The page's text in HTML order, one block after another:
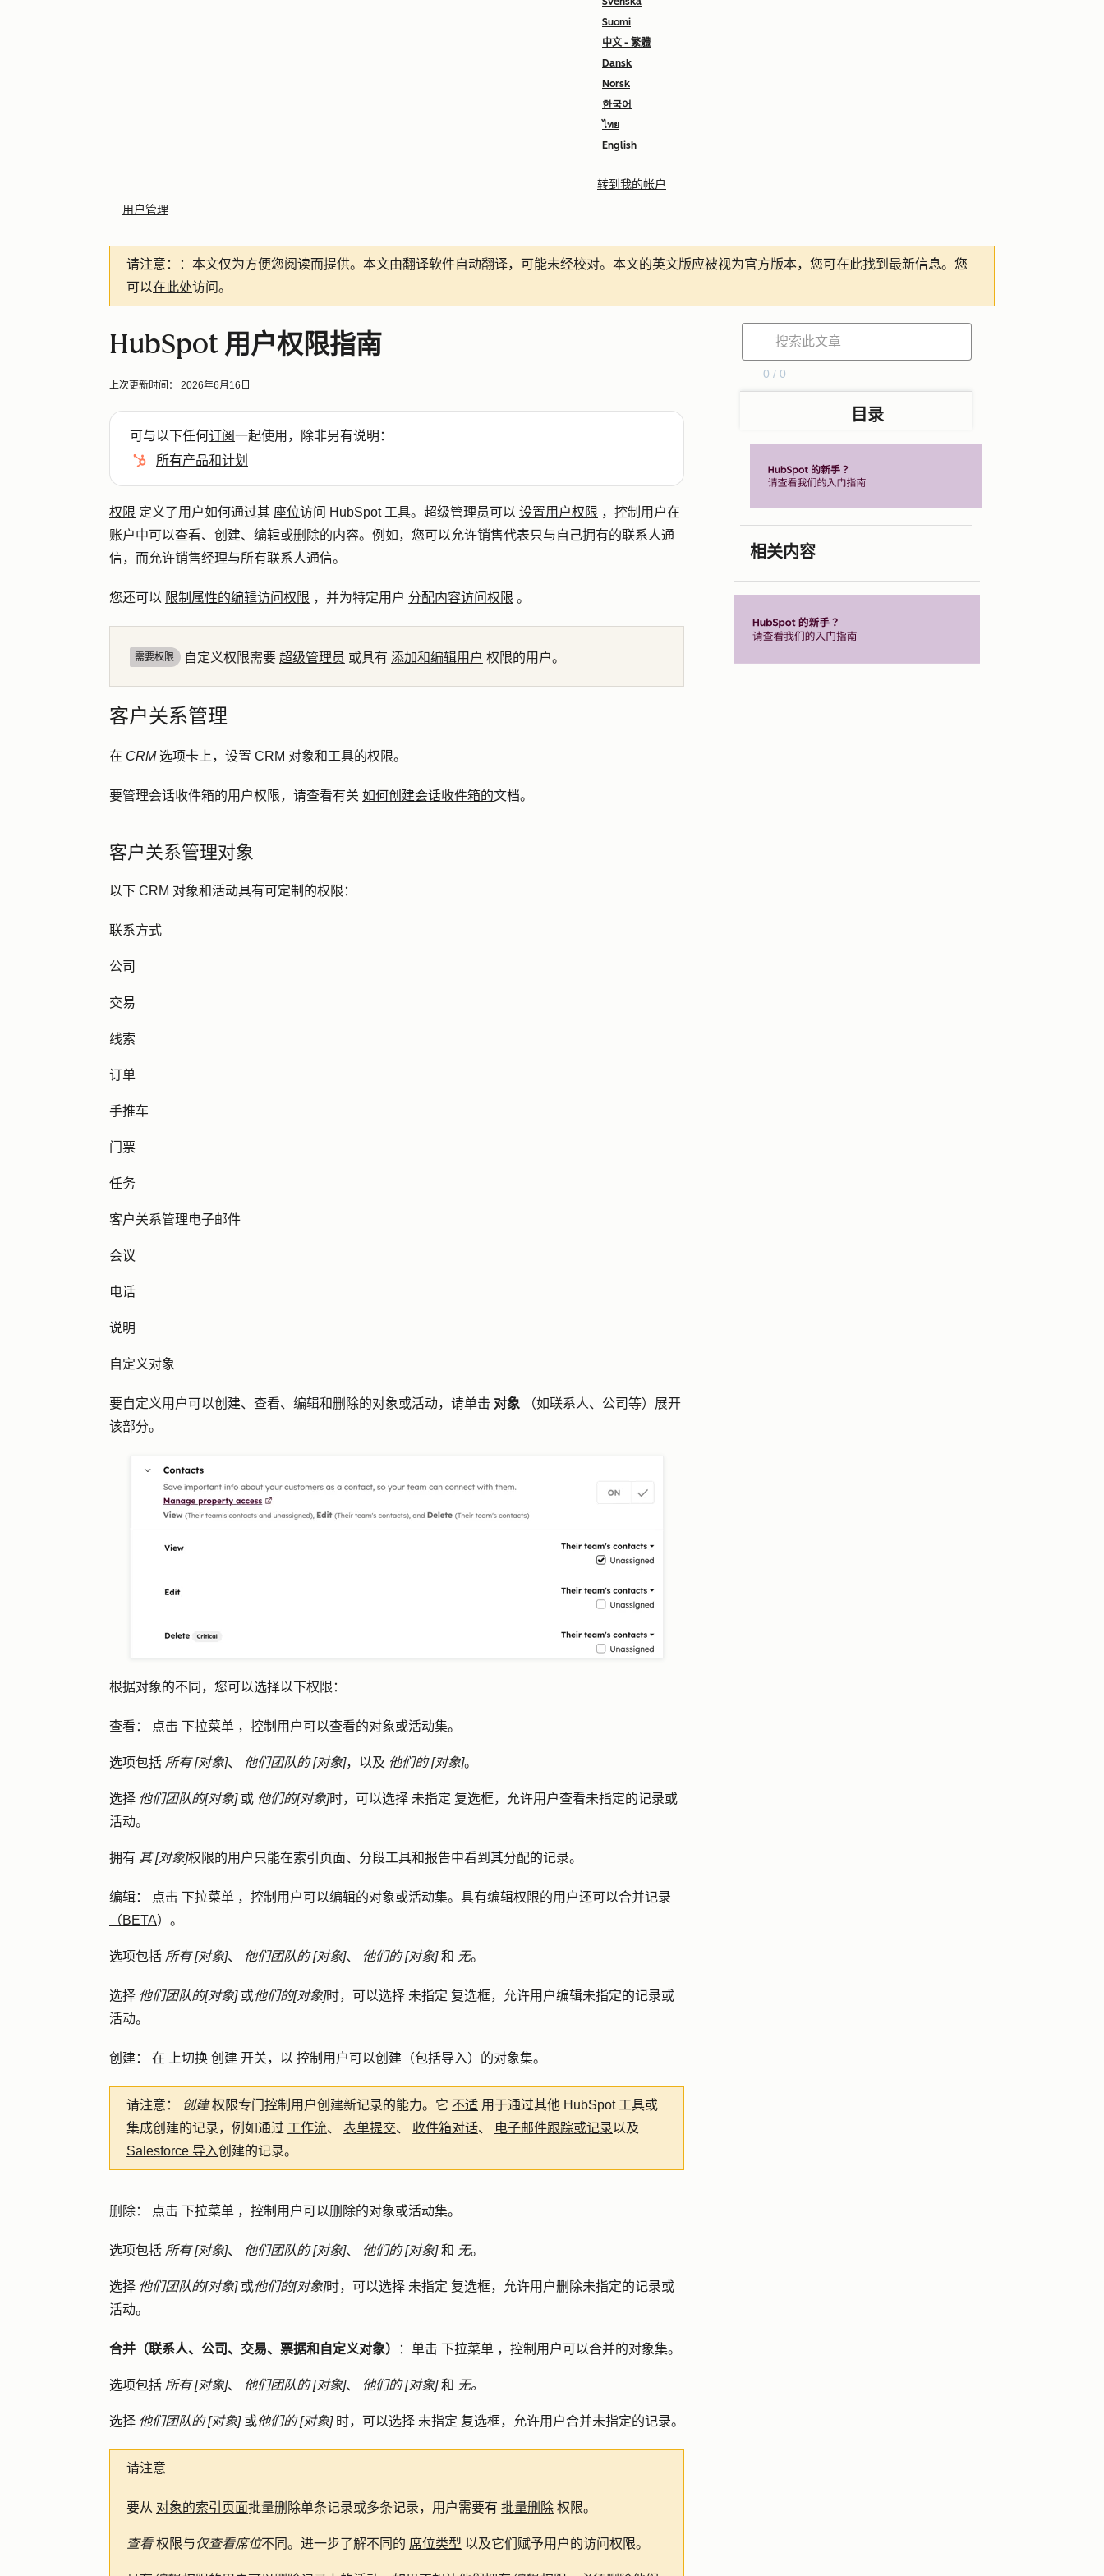
Suomi
中文 - 繁體
Dansk
Norsk
한국어
ไทย
English
转到我的帐户
用户管理
请注意： ：本文仅为方便您阅读而提供。 本文由翻译软件自动翻译，可能未经校对。本文的英文版应被视为官方版本，您可在此找到最新信息。您
可以在此处访问。
HubSpot 用户权限指南
上次更新时间： 2026年6月16日
可与以下任何订阅一起使用，除非另有说明：
所有产品和计划
权限 定义了用户如何通过其 座位访问 HubSpot 工具。超级管理员可以 设置用户权限 ，控制用户在
账户中可以查看、创建、编辑或删除的内容。例如，您可以允许销售代表只与自己拥有的联系人通
信，而允许销售经理与所有联系人通信。
您还可以 限制属性的编辑访问权限 ，并为特定用户 分配内容访问权限 。
需要权限 自定义权限需要 超级管理员 或具有 添加和编辑用户 权限的用户。
客户关系管理
在 CRM选项卡上，设置 CRM 对象和工具的权限。
要管理会话收件箱的用户权限，请查看有关 如何创建会话收件箱的文档。
客户关系管理对象
以下 CRM 对象和活动具有可定制的权限：
联系方式
公司
交易
线索
订单
手推车
门票
任务
客户关系管理电子邮件
会议
电话
说明
自定义对象
要自定义用户可以创建、查看、编辑和删除的对象或活动，请单击 对象 （如联系人、公司等）展开
该部分。
根据对象的不同，您可以选择以下权限：
查看 ： 点击 下拉菜单 ，控制用户可以查看的对象或活动集。
选项包括 所有 [对象]、 他们团队的 [对象]，以及 他们的 [对象]。
选择 他们团队的[对象] 或 他们的[对象]时，可以选择 未指定 复选框，允许用户查看未指定的记录或
活动。
拥有 其 [对象]权限的用户只能在索引页面、分段工具和报告中看到其分配的记录。
编辑： 点击 下拉菜单 ，控制用户可以编辑的对象或活动集。具有编辑权限的用户还可以合并记录
（BETA）。
选项包括 所有 [对象]、 他们团队的 [对象]、 他们的 [对象]和 无。
选择 他们团队的[对象] 或他们的[对象]时，可以选择 未指定 复选框，允许用户编辑未指定的记录或
活动。
创建： 在 上切换 创建 开关，以 控制用户可以创建（包括导入）的对象集。
请注意： 创建权限专门控制用户创建新记录的能力。它 不适 用于通过其他 HubSpot 工具或
集成创建的记录，例如通过 工作流、 表单提交、 收件箱对话、 电子邮件跟踪或记录以及
Salesforce 导入创建的记录。
删除： 点击 下拉菜单 ，控制用户可以删除的对象或活动集。
选项包括 所有 [对象]、 他们团队的 [对象]、 他们的 [对象]和 无。
选择 他们团队的[对象] 或他们的[对象]时，可以选择 未指定 复选框，允许用户删除未指定的记录或
活动。
合并（联系人、公司、交易、票据和自定义对象） ：单击 下拉菜单 ，控制用户可以合并的对象集。
选项包括 所有 [对象]、 他们团队的 [对象]、 他们的 [对象]和 无。
选择 他们团队的 [对象] 或他们的 [对象]时，可以选择 未指定 复选框，允许用户合并未指定的记录。
请注意
要从 对象的索引页面批量删除单条记录或多条记录，用户需要有 批量删除 权限。
查看权限与仅查看席位不同。进一步了解不同的 席位类型 以及它们赋予用户的访问权限。
0 / 0
目录
相关内容